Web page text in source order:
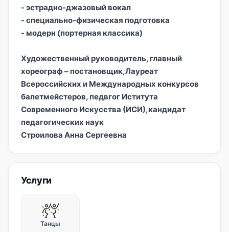
- эстрадно-джазовый вокал
- специально-физическая подготовка
- модерн (портерная классика)
Художественный руководитель, главный
хореограф – постановщик,Лауреат
Всероссийских и Международных конкурсов
балетмейстеров, педвгог Иститута
Современного Искусства (ИСИ),кандидат
педагогических наук
Строилова Анна Сергеевна
Услуги
Танцы